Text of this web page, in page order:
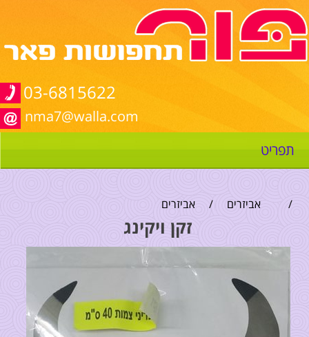
03-6815622
nma7@walla.com
תפריט
/ אביזרים / אביזרים
זקן ויקינג